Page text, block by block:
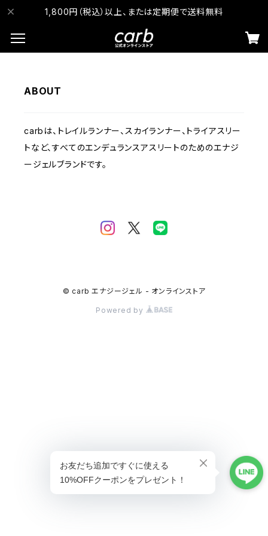
1,800円（税込）以上、または定期便で送料無料
ABOUT
carbは、トレイルランナー、スカイランナー、トライアスリー
トなど、すべてのエンデュランスアスリートのためのエナジ
ージェルブランドです。
© carb エナジージェル - オンラインストア
Powered by